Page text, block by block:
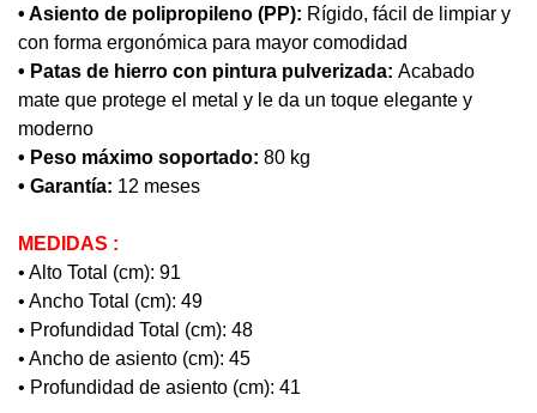
• Asiento de polipropileno (PP): Rígido, fácil de limpiar y
con forma ergonómica para mayor comodidad
• Patas de hierro con pintura pulverizada: Acabado
mate que protege el metal y le da un toque elegante y
moderno
• Peso máximo soportado: 80 kg
• Garantía: 12 meses
MEDIDAS :
• Alto Total (cm): 91
• Ancho Total (cm): 49
• Profundidad Total (cm): 48
• Ancho de asiento (cm): 45
• Profundidad de asiento (cm): 41